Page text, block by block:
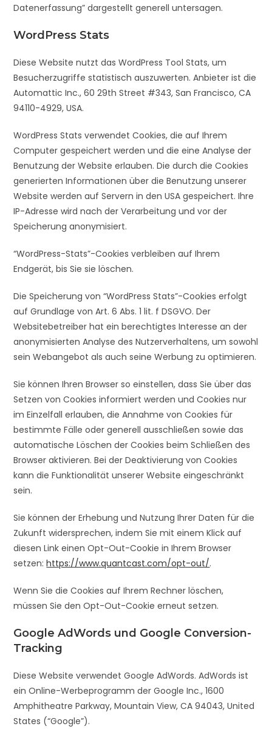
Datenerfassung” dargestellt generell untersagen.
WordPress Stats
Diese Website nutzt das WordPress Tool Stats, um
Besucherzugriffe statistisch auszuwerten. Anbieter ist die
Automattic Inc., 60 29th Street #343, San Francisco, CA
94110-4929, USA.
WordPress Stats verwendet Cookies, die auf Ihrem
Computer gespeichert werden und die eine Analyse der
Benutzung der Website erlauben. Die durch die Cookies
generierten Informationen über die Benutzung unserer
Website werden auf Servern in den USA gespeichert. Ihre
IP-Adresse wird nach der Verarbeitung und vor der
Speicherung anonymisiert.
“WordPress-Stats”-Cookies verbleiben auf Ihrem
Endgerät, bis Sie sie löschen.
Die Speicherung von “WordPress Stats”-Cookies erfolgt
auf Grundlage von Art. 6 Abs. 1 lit. f DSGVO. Der
Websitebetreiber hat ein berechtigtes Interesse an der
anonymisierten Analyse des Nutzerverhaltens, um sowohl
sein Webangebot als auch seine Werbung zu optimieren.
Sie können Ihren Browser so einstellen, dass Sie über das
Setzen von Cookies informiert werden und Cookies nur
im Einzelfall erlauben, die Annahme von Cookies für
bestimmte Fälle oder generell ausschließen sowie das
automatische Löschen der Cookies beim Schließen des
Browser aktivieren. Bei der Deaktivierung von Cookies
kann die Funktionalität unserer Website eingeschränkt
sein.
Sie können der Erhebung und Nutzung Ihrer Daten für die
Zukunft widersprechen, indem Sie mit einem Klick auf
diesen Link einen Opt-Out-Cookie in Ihrem Browser
setzen:https://www.quantcast.com/opt-out/.
Wenn Sie die Cookies auf Ihrem Rechner löschen,
müssen Sie den Opt-Out-Cookie erneut setzen.
Google AdWords und Google Conversion-
Tracking
Diese Website verwendet Google AdWords. AdWords ist
ein Online-Werbeprogramm der Google Inc., 1600
Amphitheatre Parkway, Mountain View, CA 94043, United
States (“Google”).